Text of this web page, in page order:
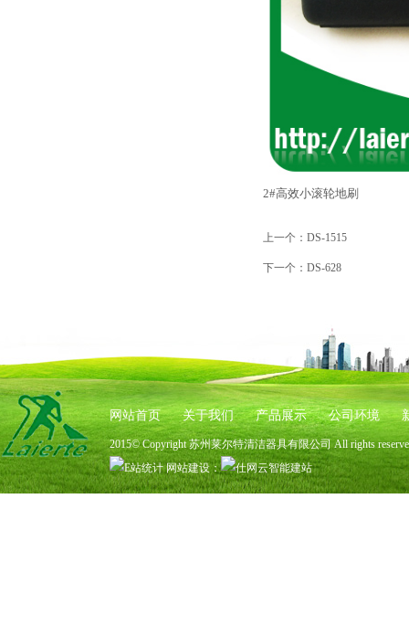
2#高效小滚轮地刷
上一个： DS-1515
下一个： DS-628
网站首页 关于我们 产品展示 公司环境
2015© Copyright 苏州莱尔特清洁器具有限公司 All rights
网站建设：